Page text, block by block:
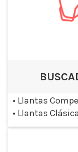
• Llantas
• Llantas